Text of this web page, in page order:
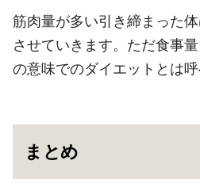
筋肉量が多い引き締まった
させていきます。ただ食事
の意味でのダイエットとは呼
まとめ